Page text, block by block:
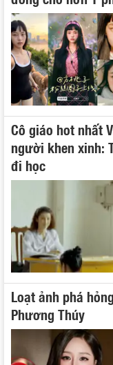
Cô giáo hot nhất
người khen xinh:
đi học
Loạt ảnh phá
Phương Thúy